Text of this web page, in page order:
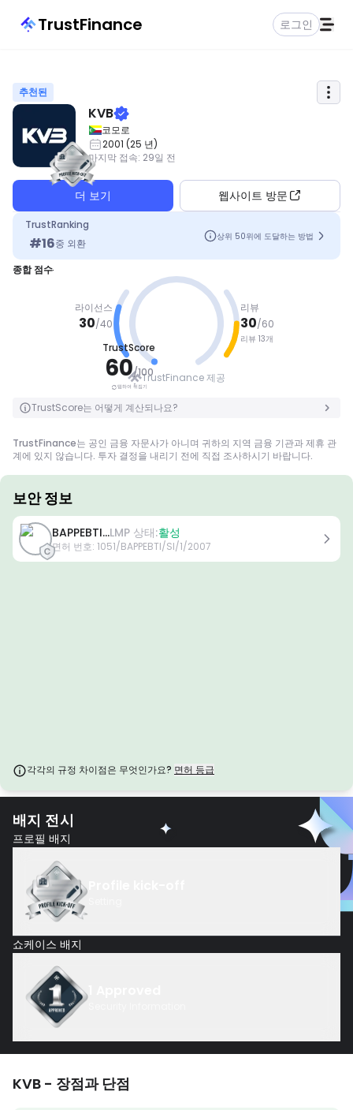
TrustFinance 로그인
추천된
KVB
코모로
2001 (25 년)
마지막 접속: 29일 전
더 보기 웹사이트 방문
TrustRanking
#16중 외환
상위 50위에 도달하는 방법
종합 점수
라이선스
30/40
TrustScore
60/100
탭하여 뒤집기
좋은
탭하여 뒤집기
리뷰
30/60
리뷰 13개
TrustFinance 제공
TrustScore는 어떻게 계산되나요?
TrustFinance는 공인 금융 자문사가 아니며 귀하의 지역 금융 기관과 제휴 관
계에 있지 않습니다. 투자 결정을 내리기 전에 직접 조사하시기 바랍니다.
보안 정보
BAPPEBTI...LMP 상태:활성
면허 번호: 1051/BAPPEBTI/SI/1/2007
각각의 규정 차이점은 무엇인가요? 면허 등급
A급 면허
전 세계적으로 유명한 규제 기관에서 발급한 이 라이선스는 엄격한 규정 준수,
배지 전시
프로필 배지
쇼케이스 배지
KVB - 장점과 단점